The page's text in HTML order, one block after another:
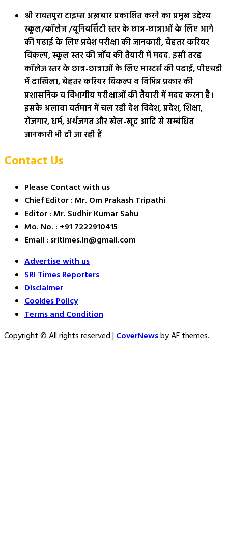
श्री रावतपुरा टाइम्स अख़बार प्रकाशित करने का प्रमुख उद्देश्य
स्कूल/कॉलेज /यूनिवर्सिटी स्तर के छात्र-छात्राओं के लिए आगे
की पढाई के लिए प्रवेश परीक्षा की जानकारी, बेहतर करियर
विकल्प, स्कूल स्तर की जॉब की तैयारी में मदद. इसी तरह
कॉलेज स्तर के छात्र-छात्राओं के लिए मास्टर्स की पढाई, पीएचडी
में दाखिला, बेहतर करियर विकल्प व विभिन्न प्रकार की
प्रशासनिक व विभागीय परीक्षाओं की तैयारी में मदद करना है।
इसके अलावा वर्तमान में चल रही देश विदेश, प्रदेश, शिक्षा,
रोजगार, धर्म, अर्थजगत और खेल-खूद आदि से सम्बंधित
जानकारी भी दी जा रही हैं
Contact Us
Please Contact with us
Chief Editor : Mr. Om Prakash Tripathi
Editor : Mr. Sudhir Kumar Sahu
Mo. No. : +91 7222910415
Email : sritimes.in@gmail.com
Advertise with us
SRI Times Reporters
Disclaimer
Cookies Policy
Terms and Condition
Copyright © All rights reserved|CoverNewsby AF themes.